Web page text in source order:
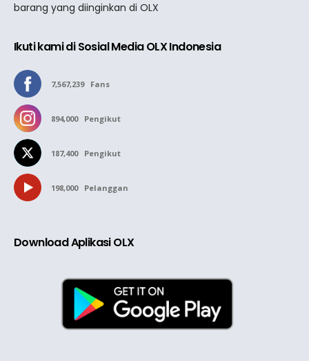
barang yang diinginkan di OLX
Ikuti kami di Sosial Media OLX Indonesia
7,567,239 Fans
894,000 Pengikut
187,400 Pengikut
198,000 Pelanggan
Download Aplikasi OLX